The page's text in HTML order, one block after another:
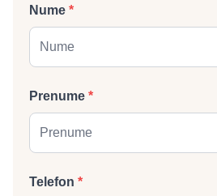
Nume *
Prenume *
Telefon *